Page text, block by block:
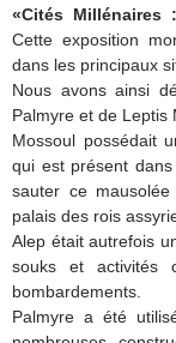
«Cités Millénaires
Cette exposition
dans les principaux
Nous avons ainsi
Palmyre et de Leptis
Mossoul possédait
qui est présent
sauter ce
palais des rois
Alep était autrefois
souks et activités
bombardements.
Palmyre a été